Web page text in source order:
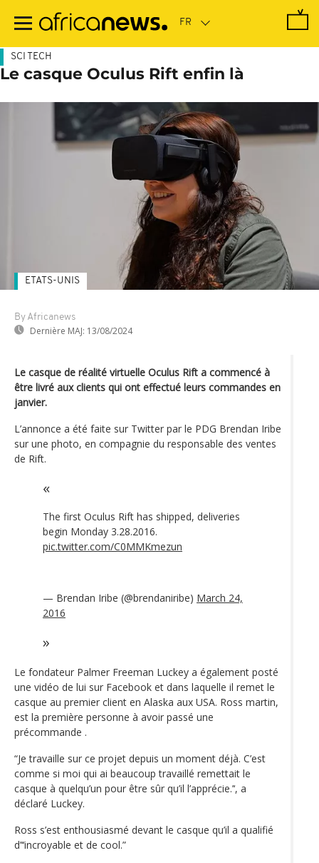
contenu
SCI TECH
Le casque Oculus Rift enfin là
By Africanews
Dernière MAJ: 13/08/2024
ETATS-UNIS
Le casque de réalité virtuelle Oculus Rift a commencé à
être livré aux clients qui ont effectué leurs commandes en
janvier.
L’annonce a été faite sur Twitter par le PDG Brendan Iribe
sur une photo, en compagnie du responsable des ventes
de Rift.
The first Oculus Rift has shipped, deliveries
begin Monday 3.28.2016.
pic.twitter.com/C0MMKmezun
— Brendan Iribe (@brendaniribe) March 24,
2016
Le fondateur Palmer Freeman Luckey a également posté
une vidéo de lui sur Facebook et dans laquelle il remet le
casque au premier client en Alaska aux USA. Ross martin,
est la première personne à avoir passé une
précommande .
“Je travaille sur ce projet depuis un moment déjà. C’est
comme si moi qui ai beaucoup travaillé remettait le
casque à quelqu’un pour être sûr qu’il l’apprécie.’‘, a
déclaré Luckey.
Ross s’est enthousiasmé devant le casque qu’il a qualifié
d’‘‘incroyable et de cool.”